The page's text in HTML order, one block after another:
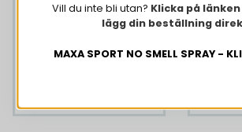
Vill du inte bli utan? Klicka på
lägg din beställning
MAXA SPORT NO SMELL SPRAY -